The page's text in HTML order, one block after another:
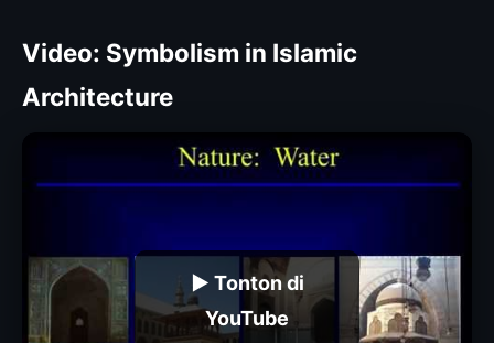
Video: Symbolism in Islamic
Architecture
▶ Tonton di
YouTube